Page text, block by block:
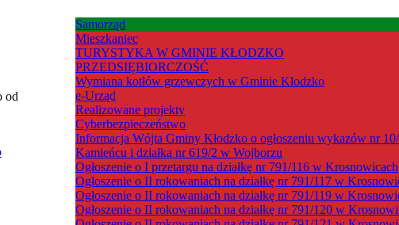
od
Samorząd
Mieszkaniec
TURYSTYKA W GMINIE KŁODZKO
PRZEDSIĘBIORCZOŚĆ
Wymiana kotłów grzewczych w Gminie Kłodzko
e-Urząd
Realizowane projekty
Cyberbezpieczeństwo
Informacja Wójta Gminy Kłodzko o ogłoszeniu wykazów nr
Kamieńcu i działka nr 619/2 w Wojborzu
Ogłoszenie o I przetargu na działkę nr 791/116 w Krosnowicach
Ogłoszenie o II rokowaniach na działkę nr 791/117 w
Ogłoszenie o II rokowaniach na działkę nr 791/119 w
Ogłoszenie o II rokowaniach na działkę nr 791/120 w